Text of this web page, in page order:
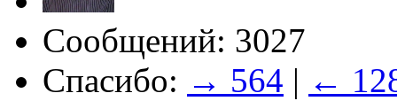
Сообщений: 3027
Спасибо: → 564 | ←